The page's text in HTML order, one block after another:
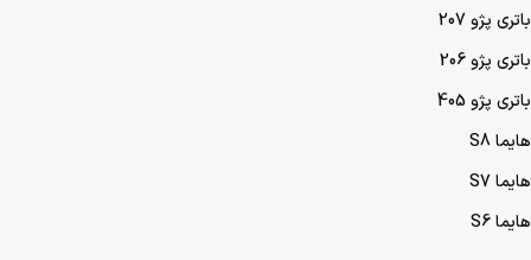
باتری پژو 207
باتری پژو 206
باتری پژو 405
هایما S8
هایما S7
هایما S6